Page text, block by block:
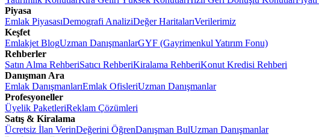
Piyasa
Emlak PiyasasıDemografi AnaliziDeğer HaritalarıVerilerimiz
Keşfet
Emlakjet BlogUzman DanışmanlarGYF (Gayrimenkul Yatırım Fonu)
Rehberler
Satın Alma RehberiSatıcı RehberiKiralama RehberiKonut Kredisi Rehberi
Danışman Ara
Emlak DanışmanlarıEmlak OfisleriUzman Danışmanlar
Profesyoneller
Üyelik PaketleriReklam Çözümleri
Satış & Kiralama
Ücretsiz İlan VerinDeğerini ÖğrenDanışman BulUzman Danışmanlar